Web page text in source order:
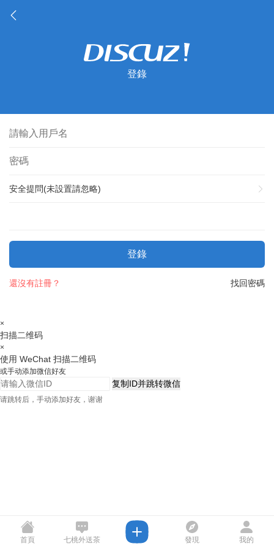
登錄
安全提問(未設置請忽略)
登錄
找回密碼
還沒有註冊？
×
扫描二维码
×
使用 WeChat 扫描二维码
或手动添加微信好友
复制ID并跳转微信
请跳转后，手动添加好友，谢谢
首頁 七桃外送茶 發現 我的